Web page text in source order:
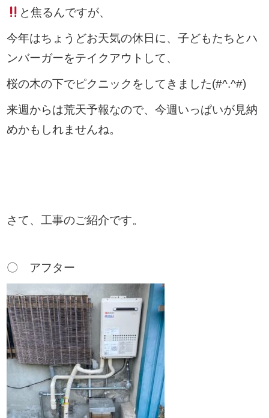
と焦るんですが、
今年はちょうどお天気の休日に、子どもたちとハ
ンバーガーをテイクアウトして、
桜の木の下でピクニックをしてきました(#^.^#)
来週からは荒天予報なので、今週いっぱいが見納
めかもしれませんね。
さて、工事のご紹介です。
〇 アフター